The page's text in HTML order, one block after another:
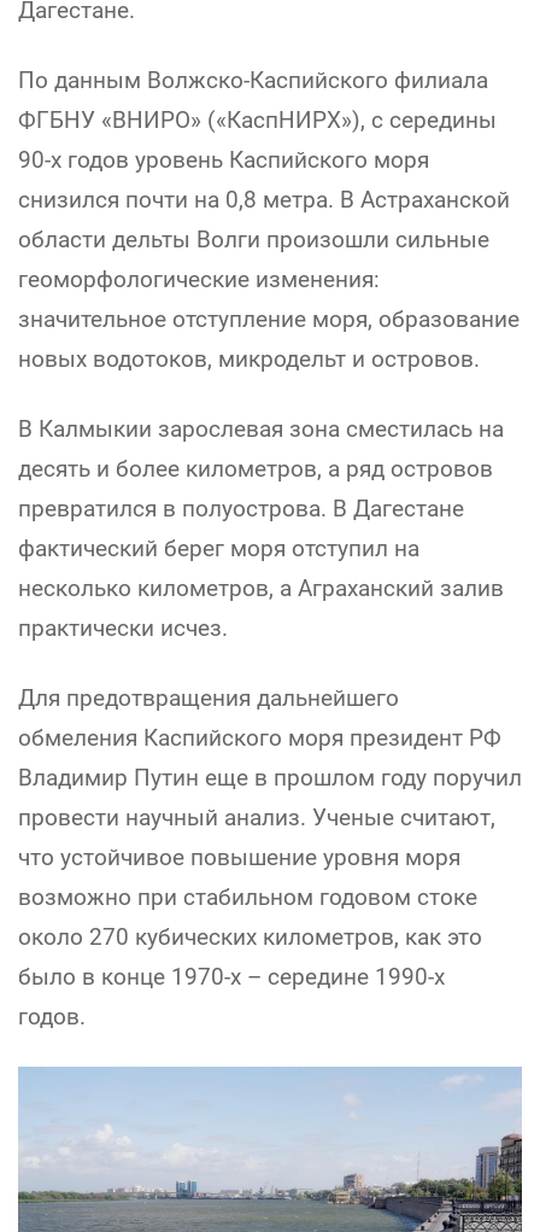
Дагестане.
По данным Волжско-Каспийского филиала
ФГБНУ «ВНИРО» («КаспНИРХ»), с середины
90-х годов уровень Каспийского моря
снизился почти на 0,8 метра. В Астраханской
области дельты Волги произошли сильные
геоморфологические изменения:
значительное отступление моря, образование
новых водотоков, микродельт и островов.
В Калмыкии зарослевая зона сместилась на
десять и более километров, а ряд островов
превратился в полуострова. В Дагестане
фактический берег моря отступил на
несколько километров, а Аграханский залив
практически исчез.
Для предотвращения дальнейшего
обмеления Каспийского моря президент РФ
Владимир Путин еще в прошлом году поручил
провести научный анализ. Ученые считают,
что устойчивое повышение уровня моря
возможно при стабильном годовом стоке
около 270 кубических километров, как это
было в конце 1970-х – середине 1990-х
годов.